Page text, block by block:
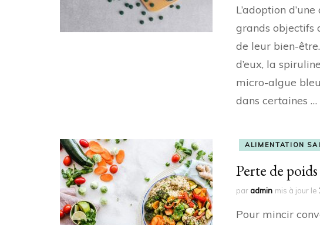
L’adoption
grands objectifs
de leur bien-
d’eux, la
micro-algue
dans certaines …
ALIMENTATION
Perte de
paradmin mis à jour le
Pour mincir